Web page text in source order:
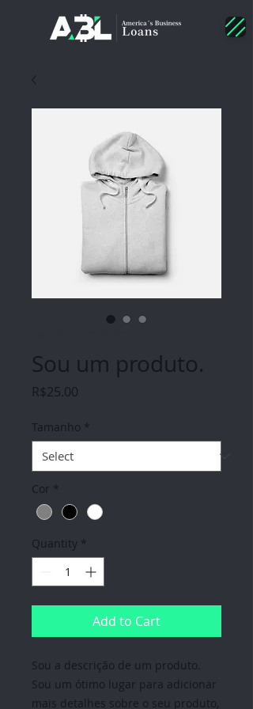
Sou um produto.
R$25.00
Tamanho *
Cor *
Quantity *
Add to Cart
Sou a descrição de um produto.
Sou um ótimo lugar para adicionar
mais detalhes sobre o seu produto,